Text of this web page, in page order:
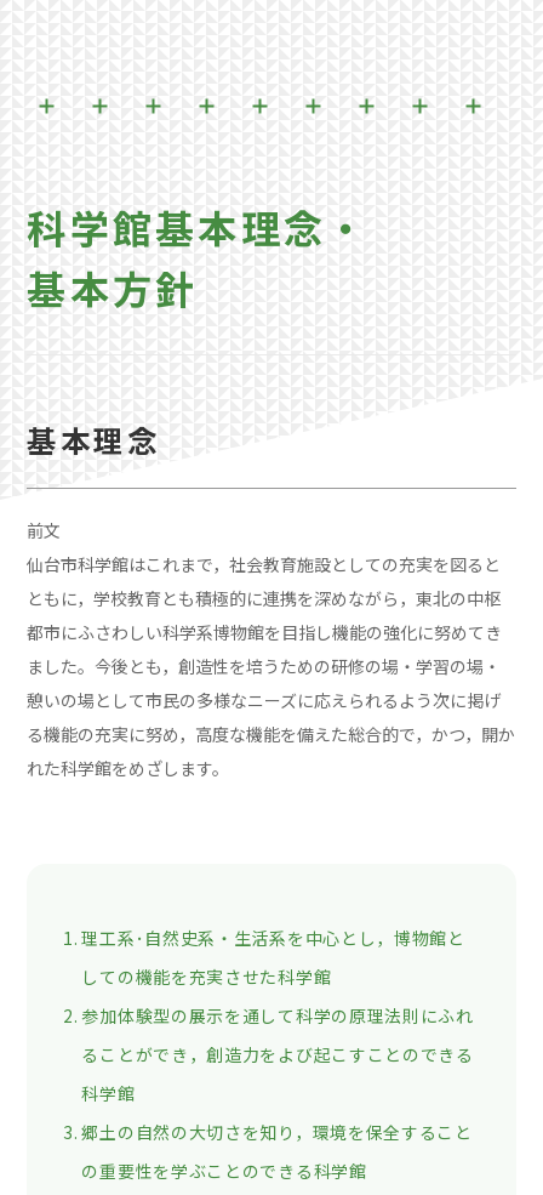
科学館基本理念・
基本方針
基本理念
前文
仙台市科学館はこれまで，社会教育施設としての充実を図ると
ともに，学校教育とも積極的に連携を深めながら，東北の中枢
都市にふさわしい科学系博物館を目指し機能の強化に努めてき
ました。今後とも，創造性を培うための研修の場・学習の場・
憩いの場として市民の多様なニーズに応えられるよう次に掲げ
る機能の充実に努め，高度な機能を備えた総合的で，かつ，開か
れた科学館をめざします。
理工系･自然史系・生活系を中心とし，博物館と
しての機能を充実させた科学館
参加体験型の展示を通して科学の原理法則にふれ
ることができ，創造力をよび起こすことのできる
科学館
郷土の自然の大切さを知り，環境を保全すること
の重要性を学ぶことのできる科学館